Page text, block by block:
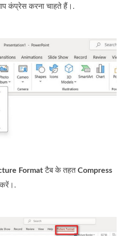
कंप्रेस करना चाहते हैं।.
Formatटैब के तहतCompress